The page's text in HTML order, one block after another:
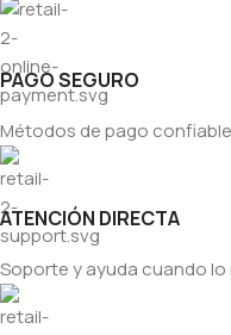
PAGO SEGURO
Métodos de pago
ATENCIÓN DIRECTA
Soporte y ayuda cuando